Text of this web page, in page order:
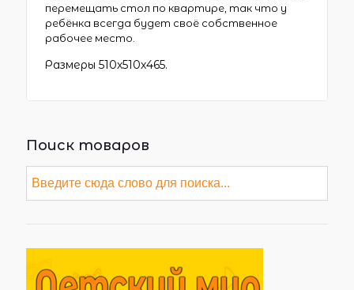
перемещать стол по квартире, так что у
ребёнка всегда будет своё собственное
рабочее место.
Размеры 510х510х465.
Поиск товаров